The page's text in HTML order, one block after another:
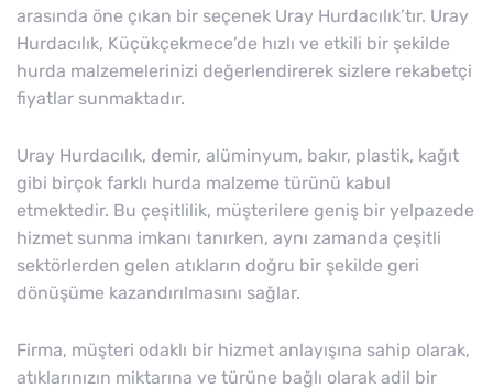
arasında öne çıkan bir seçenek Uray Hurdacılık’tır. Uray
Hurdacılık, Küçükçekmece’de hızlı ve etkili bir şekilde
hurda malzemelerinizi değerlendirerek sizlere rekabetçi
fiyatlar sunmaktadır.
Uray Hurdacılık, demir, alüminyum, bakır, plastik, kağıt
gibi birçok farklı hurda malzeme türünü kabul
etmektedir. Bu çeşitlilik, müşterilere geniş bir yelpazede
hizmet sunma imkanı tanırken, aynı zamanda çeşitli
sektörlerden gelen atıkların doğru bir şekilde geri
dönüşüme kazandırılmasını sağlar.
Firma, müşteri odaklı bir hizmet anlayışına sahip olarak,
atıklarınızın miktarına ve türüne bağlı olarak adil bir